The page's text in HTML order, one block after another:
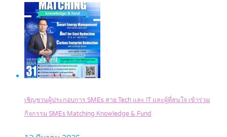
เชิญชวนผู้ประกอบการ SMEs สาย Tech และ IT และผู้ที่สนใจ เข้าร่วม
กิจกรรม SMEs Matching Knowledge & Fund